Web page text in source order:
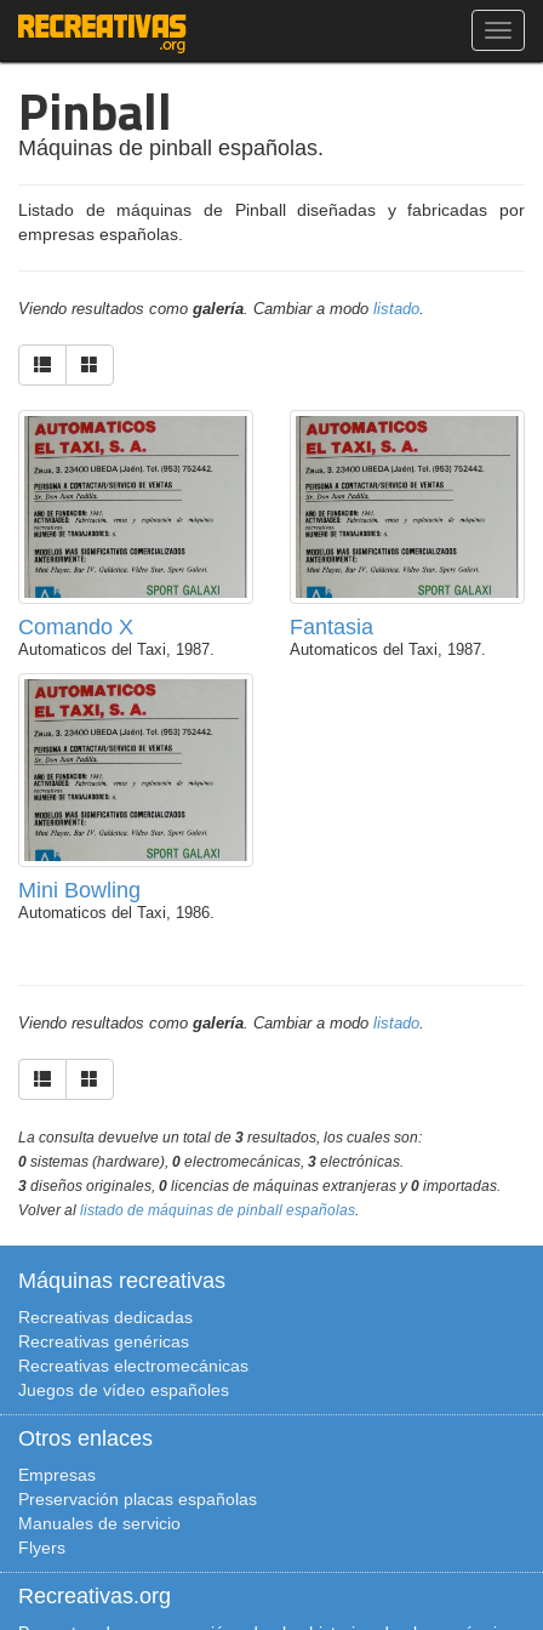
Pinball
Máquinas de pinball españolas.
Listado de máquinas de Pinball diseñadas y fabricadas por
empresas españolas.
Viendo resultados como galería. Cambiar a modo listado.
Comando X
Automaticos del Taxi, 1987.
Fantasia
Automaticos del Taxi, 1987.
Mini Bowling
Automaticos del Taxi, 1986.
Viendo resultados como galería. Cambiar a modo listado.
La consulta devuelve un total de 3 resultados, los cuales son:
0 sistemas (hardware), 0 electromecánicas, 3 electrónicas.
3 diseños originales, 0 licencias de máquinas extranjeras y0 importadas.
Volver al listado de máquinas de pinball españolas.
Máquinas recreativas
Recreativas dedicadas
Recreativas genéricas
Recreativas electromecánicas
Juegos de vídeo españoles
Otros enlaces
Empresas
Preservación placas españolas
Manuales de servicio
Flyers
Recreativas.org